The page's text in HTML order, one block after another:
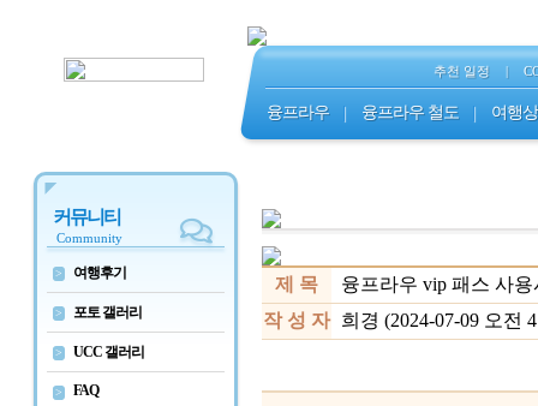
추천 일정 |
융프라우 | 융프라우 철도 | 여행
커뮤니티
Community
> 여행후기
> 포토 갤러리
> UCC 갤러리
> FAQ
제 목
융프라우 vip 패스 사
작 성 자
희경 (2024-07-09 오전